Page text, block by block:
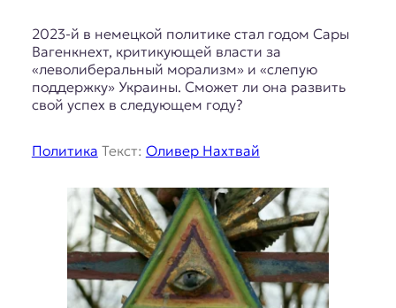
2023-й в немецкой политике стал годом Сары
Вагенкнехт, критикующей власти за
«леволиберальный морализм» и «слепую
поддержку» Украины. Сможет ли она развить
свой успех в следующем году?
Политика Текст: Оливер Нахтвай